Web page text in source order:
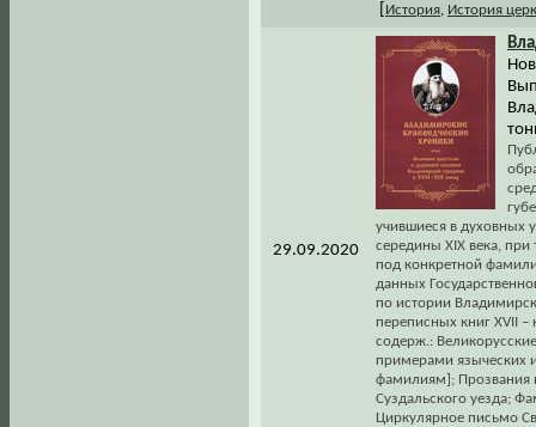
История История
29.09.2020
учившиеся в духовных
середины XIX века,
под конкретной
данных
по истории
переписных книг XVII –
содерж.:
примерами языческих
фамилиям]; Прозвания
Суздальского уезда;
Циркулярное письмо